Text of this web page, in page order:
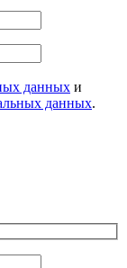
данных и
данных.